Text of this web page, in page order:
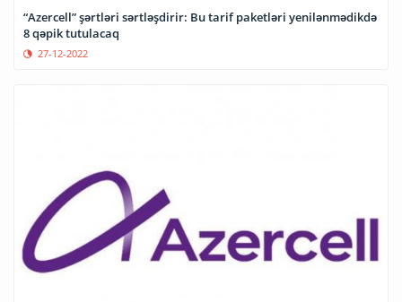
“Azercell” şərtləri sərtləşdirir: Bu tarif paketləri yenilənmədikdə
8 qəpik tutulacaq
27-12-2022